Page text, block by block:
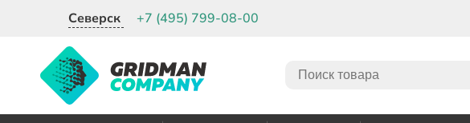
Северск +7 (495) 799-08-00